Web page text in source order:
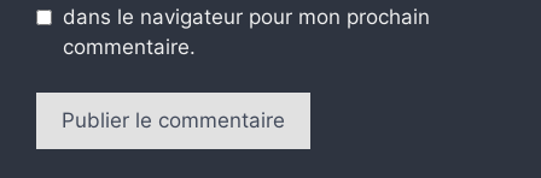
dans le navigateur pour mon prochain
commentaire.